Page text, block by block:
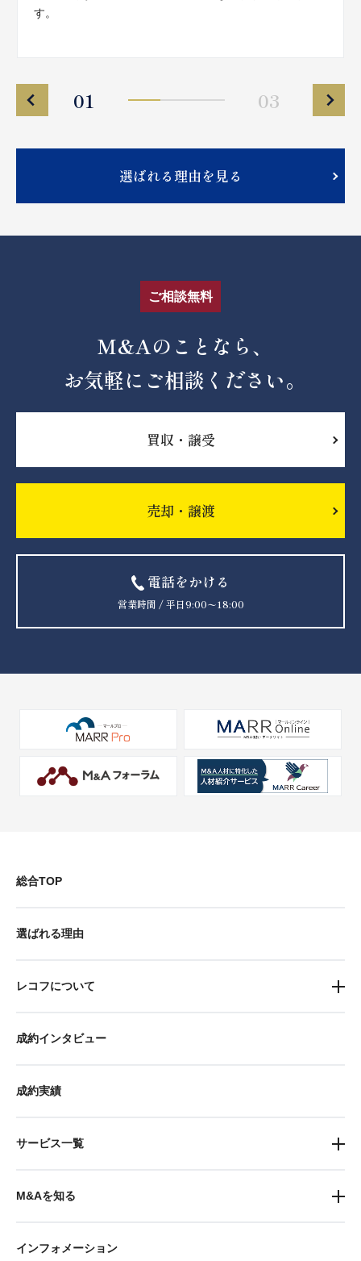
す。
01 03
選ばれる理由を見る
ご相談無料
M&Aのことなら、
お気軽にご相談ください。
買収・譲受
売却・譲渡
電話をかける
営業時間 / 平日9:00〜18:00
総合TOP
選ばれる理由
レコフについて
成約インタビュー
成約実績
サービス一覧
M&Aを知る
インフォメーション